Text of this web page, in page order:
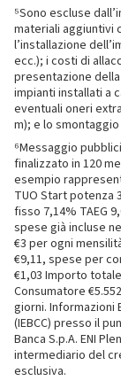
⁵Sono escluse
materiali aggiuntivi
l’installazione
ecc.); i costi di
presentazione
impianti installati a
eventuali oneri
m); e lo
⁶Messaggio
finalizzato in 120
esempio
TUO Start potenza
fisso 7,14% TAEG
spese già incluse
€3 per ogni
€9,11, spese per
€1,03 Importo
Consumatore
giorni. Informazioni
(IEBCC) presso il
Banca S.p.A. ENI
intermediario del
esclusiva.